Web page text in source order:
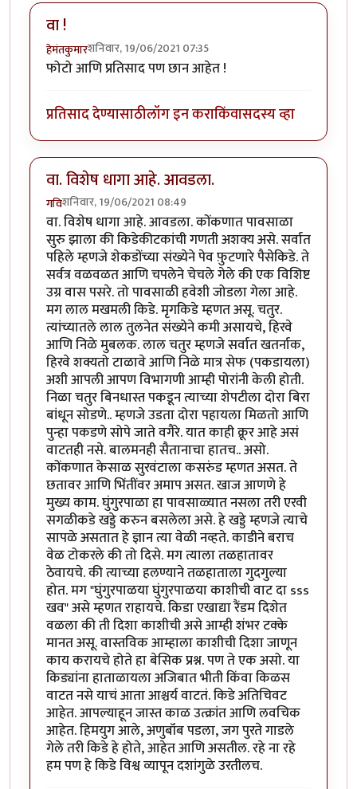
वा !
हेमंतकुमारशनिवार, 19/06/2021 07:35
फोटो आणि प्रतिसाद पण छान आहेत !
प्रतिसाद देण्यासाठीलॉग इन कराकिंवासदस्य व्हा
वा. विशेष धागा आहे. आवडला.
गविशनिवार, 19/06/2021 08:49
वा. विशेष धागा आहे. आवडला. कोंकणात पावसाळा
सुरु झाला की किडेकीटकांची गणती अशक्य असे. सर्वात
पहिले म्हणजे शेकडोंच्या संख्येने पेव फ़ुटणारे पैसेकिडे. ते
सर्वत्र वळवळत आणि चपलेने चेचले गेले की एक विशिष्ट
उग्र वास पसरे. तो पावसाळी हवेशी जोडला गेला आहे.
मग लाल मखमली किडे. मृगकिडे म्हणत असू. चतुर.
त्यांच्यातले लाल तुलनेत संख्येने कमी असायचे, हिरवे
आणि निळे मुबलक. लाल चतुर म्हणजे सर्वात खतर्नाक,
हिरवे शक्यतो टाळावे आणि निळे मात्र सेफ (पकडायला)
अशी आपली आपण विभागणी आम्ही पोरांनी केली होती.
निळा चतुर बिनधास्त पकडून त्याच्या शेपटीला दोरा बिरा
बांधून सोडणे.. म्हणजे उडता दोरा पहायला मिळतो आणि
पुन्हा पकडणे सोपे जाते वगैरे. यात काही क्रूर आहे असं
वाटतही नसे. बालमनही सैतानाचा हातच.. असो.
कोंकणात केसाळ सुरवंटाला कसरुंड म्हणत असत. ते
छतावर आणि भिंतींवर अमाप असत. खाज आणणे हे
मुख्य काम. घुंगुरपाळा हा पावसाळ्यात नसला तरी एरवी
सगळीकडे खड्डे करुन बसलेला असे. हे खड्डे म्हणजे त्याचे
सापळे असतात हे ज्ञान त्या वेळी नव्हते. काडीने बराच
वेळ टोकरले की तो दिसे. मग त्याला तळहातावर
ठेवायचे. की त्याच्या हलण्याने तळहाताला गुदगुल्या
होत. मग "घुंगुरपाळया घुंगुरपाळया काशीची वाट दा sss
खव" असे म्हणत राहायचे. किडा एखाद्या रैंडम दिशेत
वळला की ती दिशा काशीची असे आम्ही शंभर टक्के
मानत असू. वास्तविक आम्हाला काशीची दिशा जाणून
काय करायचे होते हा बेसिक प्रश्न. पण ते एक असो. या
किड्यांना हाताळायला अजिबात भीती किंवा किळस
वाटत नसे याचं आता आश्चर्य वाटतं. किडे अतिचिवट
आहेत. आपल्याहून जास्त काळ उत्क्रांत आणि लवचिक
आहेत. हिमयुग आले, अणुबॉंब पडला, जग पुरते गाडले
गेले तरी किडे हे होते, आहेत आणि असतील. रहे ना रहे
हम पण हे किडे विश्व व्यापून दशांगुळे उरतीलच.